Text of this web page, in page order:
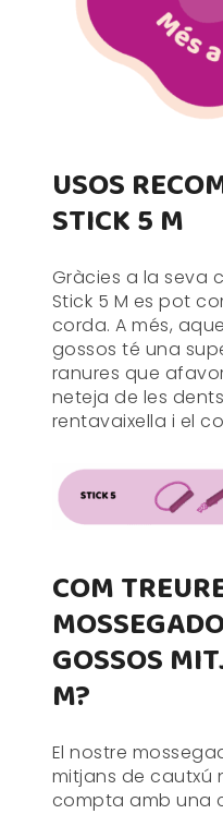
USOS
STICK 5 M
Gràcies a la seva
Stick 5 M es pot
corda. A més,
gossos té una
ranures que
neteja de les
rentavaixella i el
COM
GOSSOS
M?
El nostre
mitjans de cautxú
compta amb una